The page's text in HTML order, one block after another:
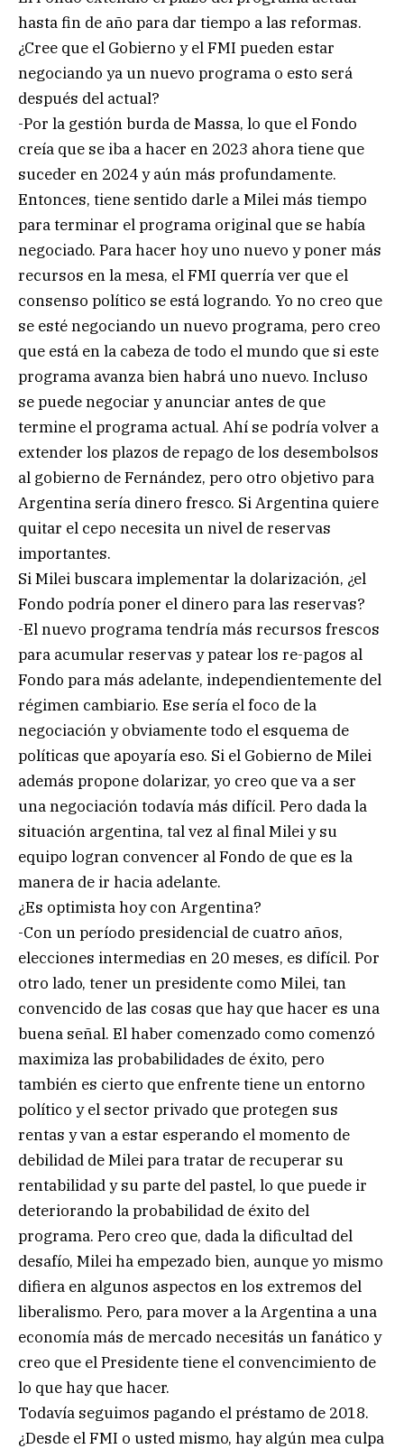
hasta fin de año para dar tiempo a las reformas.
¿Cree que el Gobierno y el FMI pueden estar
negociando ya un nuevo programa o esto será
después del actual?
-Por la gestión burda de Massa, lo que el Fondo
creía que se iba a hacer en 2023 ahora tiene que
suceder en 2024 y aún más profundamente.
Entonces, tiene sentido darle a Milei más tiempo
para terminar el programa original que se había
negociado. Para hacer hoy uno nuevo y poner más
recursos en la mesa, el FMI querría ver que el
consenso político se está logrando. Yo no creo que
se esté negociando un nuevo programa, pero creo
que está en la cabeza de todo el mundo que si este
programa avanza bien habrá uno nuevo. Incluso
se puede negociar y anunciar antes de que
termine el programa actual. Ahí se podría volver a
extender los plazos de repago de los desembolsos
al gobierno de Fernández, pero otro objetivo para
Argentina sería dinero fresco. Si Argentina quiere
quitar el cepo necesita un nivel de reservas
importantes.
Si Milei buscara implementar la dolarización, ¿el
Fondo podría poner el dinero para las reservas?
-El nuevo programa tendría más recursos frescos
para acumular reservas y patear los re-pagos al
Fondo para más adelante, independientemente del
régimen cambiario. Ese sería el foco de la
negociación y obviamente todo el esquema de
políticas que apoyaría eso. Si el Gobierno de Milei
además propone dolarizar, yo creo que va a ser
una negociación todavía más difícil. Pero dada la
situación argentina, tal vez al final Milei y su
equipo logran convencer al Fondo de que es la
manera de ir hacia adelante.
¿Es optimista hoy con Argentina?
-Con un período presidencial de cuatro años,
elecciones intermedias en 20 meses, es difícil. Por
otro lado, tener un presidente como Milei, tan
convencido de las cosas que hay que hacer es una
buena señal. El haber comenzado como comenzó
maximiza las probabilidades de éxito, pero
también es cierto que enfrente tiene un entorno
político y el sector privado que protegen sus
rentas y van a estar esperando el momento de
debilidad de Milei para tratar de recuperar su
rentabilidad y su parte del pastel, lo que puede ir
deteriorando la probabilidad de éxito del
programa. Pero creo que, dada la dificultad del
desafío, Milei ha empezado bien, aunque yo mismo
difiera en algunos aspectos en los extremos del
liberalismo. Pero, para mover a la Argentina a una
economía más de mercado necesitás un fanático y
creo que el Presidente tiene el convencimiento de
lo que hay que hacer.
Todavía seguimos pagando el préstamo de 2018.
¿Desde el FMI o usted mismo, hay algún mea culpa